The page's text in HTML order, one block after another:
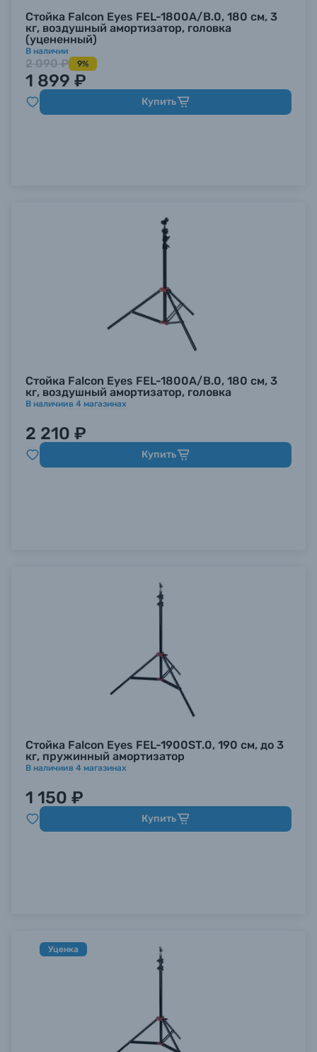
Стойка Falcon Eyes FEL-1800A/B.0, 180 см, 3
кг, воздушный амортизатор, головка
(уцененный)
В наличии
2 090 ₽ 9%
1 899 ₽
Купить
Стойка Falcon Eyes FEL-1800A/B.0, 180 см, 3
кг, воздушный амортизатор, головка
В наличиив 4 магазинах
2 210 ₽
Купить
Стойка Falcon Eyes FEL-1900ST.0, 190 см, до 3
кг, пружинный амортизатор
В наличиив 4 магазинах
1 150 ₽
Купить
Уценка